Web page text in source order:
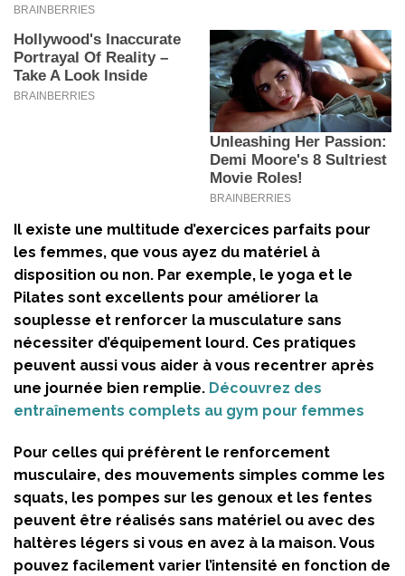
Il existe une multitude d’exercices parfaits pour
les femmes, que vous ayez du matériel à
disposition ou non. Par exemple, le yoga et le
Pilates sont excellents pour améliorer la
souplesse et renforcer la musculature sans
nécessiter d’équipement lourd. Ces pratiques
peuvent aussi vous aider à vous recentrer après
une journée bien remplie. Découvrez des
entraînements complets au gym pour femmes
Pour celles qui préfèrent le renforcement
musculaire, des mouvements simples comme les
squats, les pompes sur les genoux et les fentes
peuvent être réalisés sans matériel ou avec des
haltères légers si vous en avez à la maison. Vous
pouvez facilement varier l’intensité en fonction de